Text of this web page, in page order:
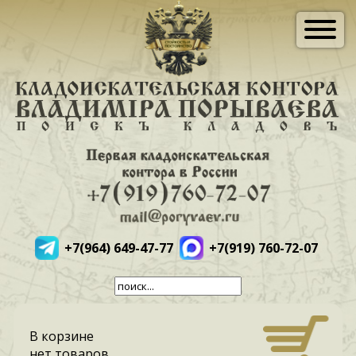
+7(964) 649-47-77 +7(919) 760-72-07
В корзине